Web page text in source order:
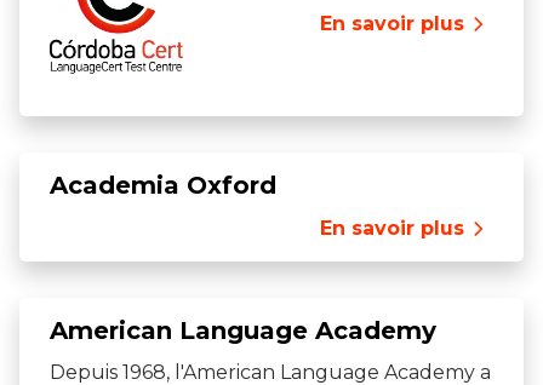
En savoir plus
Academia Oxford
En savoir plus
American Language Academy
Depuis 1968, l'American Language Academy a